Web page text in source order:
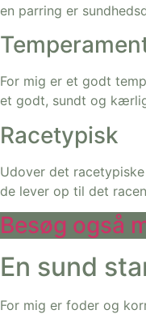
en parring er
For mig er et godt
et godt, sundt og
Racetypisk
Udover det
de lever op til det
Besøg også
En sund
For mig er foder og